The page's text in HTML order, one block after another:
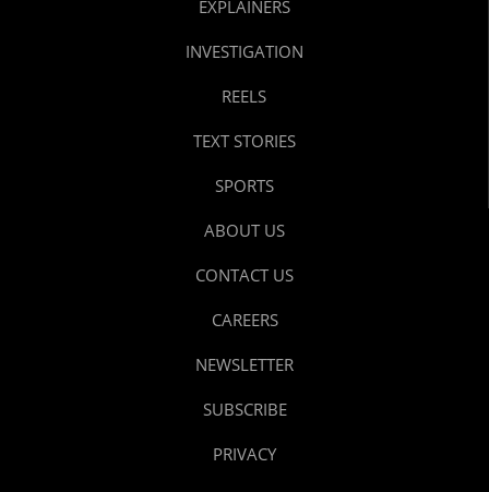
EXPLAINERS
INVESTIGATION
REELS
TEXT STORIES
SPORTS
ABOUT US
CONTACT US
CAREERS
NEWSLETTER
SUBSCRIBE
PRIVACY